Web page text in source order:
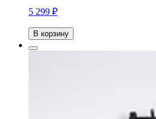
5 299 ₽
В корзину